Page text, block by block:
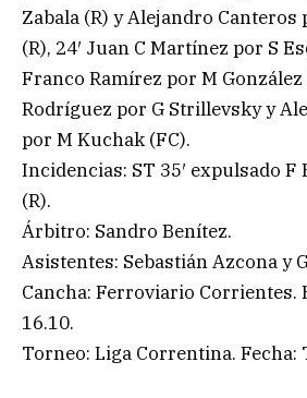
Zabala (R) y Alejandro
(R), 24′ Juan C Martínez por S
Franco Ramírez por M González
Rodríguez por G Strillevsky y
por M Kuchak (FC).
Incidencias: ST 35′ expulsado F
(R).
Árbitro: Sandro Benítez.
Asistentes: Sebastián Azcona y
Cancha: Ferroviario Corrientes.
16.10.
Torneo: Liga Correntina. Fecha: